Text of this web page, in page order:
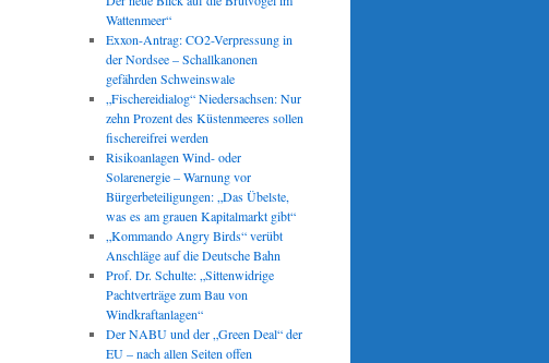
Wattenmeer“
Exxon-Antrag: CO2-Verpressung in
der Nordsee – Schallkanonen
gefährden Schweinswale
„Fischereidialog“ Niedersachsen: Nur
zehn Prozent des Küstenmeeres sollen
fischereifrei werden
Risikoanlagen Wind- oder
Solarenergie – Warnung vor
Bürgerbeteiligungen: „Das Übelste,
was es am grauen Kapitalmarkt gibt“
„Kommando Angry Birds“ verübt
Anschläge auf die Deutsche Bahn
Prof. Dr. Schulte: „Sittenwidrige
Pachtverträge zum Bau von
Windkraftanlagen“
Der NABU und der „Green Deal“ der
EU – nach allen Seiten offen